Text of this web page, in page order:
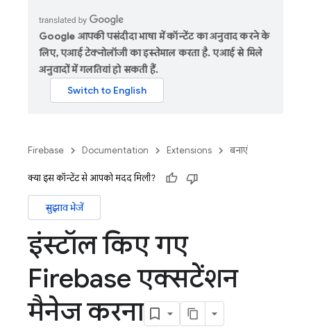
Google आपकी पसंदीदा भाषा में कॉन्टेंट का अनुवाद करने के
लिए, एआई टेक्नोलॉजी का इस्तेमाल करता है. एआई से मिले
अनुवादों में गलतियां हो सकती हैं.
Firebase Documentation Extensions बनाएं
क्या इस कॉन्टेंट से आपको मदद मिली?
सुझाव भेजें
इंस्टॉल किए गए
Firebase एक्सटेंशन
मैनेज करना